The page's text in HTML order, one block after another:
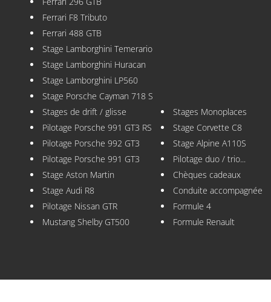
Ferrari F8 Tributo
Ferrari 488 GTB
Stage Lamborghini Temerario
Stage Lamborghini Huracan
Stage Lamborghini LP560
Stage Porsche Cayman 718 S
Stages de drift / glisse
Pilotage Porsche 991 GT3 RS
Pilotage Porsche 992 GT3
Pilotage Porsche 991 GT3
Stage Aston Martin
Stage Audi R8
Pilotage Nissan GTR
Mustang Shelby GT500
Stages Monoplaces
Stage Corvette C8
Stage Alpine A110S
Pilotage duo / trio...
Chèques cadeaux
Conduite accompagnée
Formule 4
Formule Renault